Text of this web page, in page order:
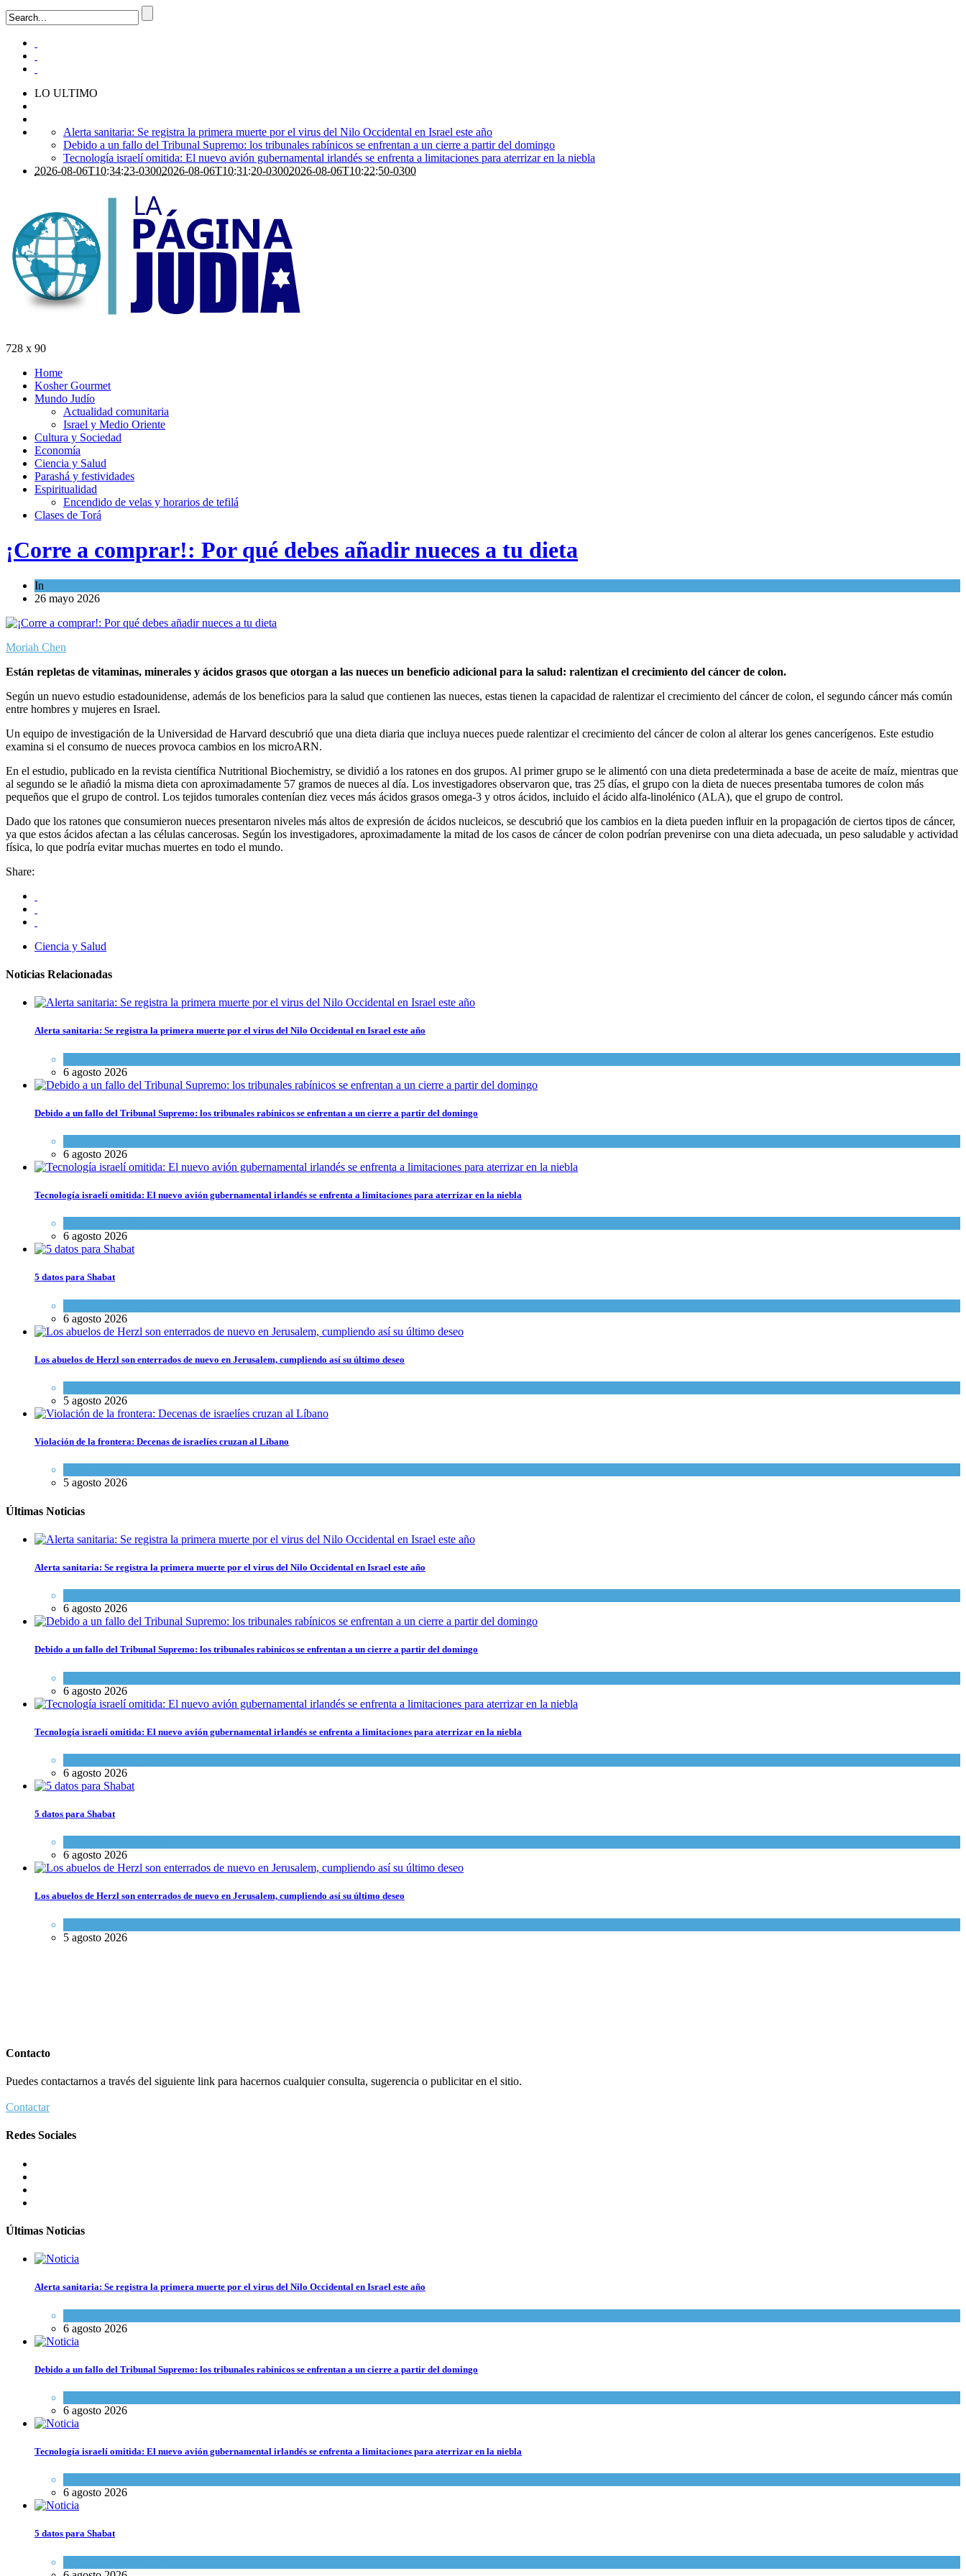
LO ULTIMO
Alerta sanitaria: Se registra la primera muerte por el virus del Nilo Occidental en Israel este año
Debido a un fallo del Tribunal Supremo: los tribunales rabínicos se enfrentan a un cierre a partir del domingo
Tecnología israelí omitida: El nuevo avión gubernamental irlandés se enfrenta a limitaciones para aterrizar en la niebla
2026-08-06T10:34:23-03002026-08-06T10:31:20-03002026-08-06T10:22:50-0300
728 x 90
Home
Kosher Gourmet
Mundo Judío
Actualidad comunitaria
Israel y Medio Oriente
Cultura y Sociedad
Economía
Ciencia y Salud
Parashá y festividades
Espiritualidad
Encendido de velas y horarios de tefilá
Clases de Torá
¡Corre a comprar!: Por qué debes añadir nueces a tu dieta
In
26 mayo 2026
Moriah Chen
Están repletas de vitaminas, minerales y ácidos grasos que otorgan a las nueces un beneficio adicional para la salud: ralentizan el crecimiento del cáncer de colon.
Según un nuevo estudio estadounidense, además de los beneficios para la salud que contienen las nueces, estas tienen la capacidad de ralentizar el crecimiento del cáncer de colon, el segundo cáncer más común
entre hombres y mujeres en Israel.
Un equipo de investigación de la Universidad de Harvard descubrió que una dieta diaria que incluya nueces puede ralentizar el crecimiento del cáncer de colon al alterar los genes cancerígenos. Este estudio
examina si el consumo de nueces provoca cambios en los microARN.
En el estudio, publicado en la revista científica Nutritional Biochemistry, se dividió a los ratones en dos grupos. Al primer grupo se le alimentó con una dieta predeterminada a base de aceite de maíz, mientras que
al segundo se le añadió la misma dieta con aproximadamente 57 gramos de nueces al día. Los investigadores observaron que, tras 25 días, el grupo con la dieta de nueces presentaba tumores de colon más
pequeños que el grupo de control. Los tejidos tumorales contenían diez veces más ácidos grasos omega-3 y otros ácidos, incluido el ácido alfa-linolénico (ALA), que el grupo de control.
Dado que los ratones que consumieron nueces presentaron niveles más altos de expresión de ácidos nucleicos, se descubrió que los cambios en la dieta pueden influir en la propagación de ciertos tipos de cáncer,
ya que estos ácidos afectan a las células cancerosas. Según los investigadores, aproximadamente la mitad de los casos de cáncer de colon podrían prevenirse con una dieta adecuada, un peso saludable y actividad
física, lo que podría evitar muchas muertes en todo el mundo.
Share:
Ciencia y Salud
Noticias Relacionadas
Alerta sanitaria: Se registra la primera muerte por el virus del Nilo Occidental en Israel este año
6 agosto 2026
Debido a un fallo del Tribunal Supremo: los tribunales rabínicos se enfrentan a un cierre a partir del domingo
6 agosto 2026
Tecnología israelí omitida: El nuevo avión gubernamental irlandés se enfrenta a limitaciones para aterrizar en la niebla
6 agosto 2026
5 datos para Shabat
6 agosto 2026
Los abuelos de Herzl son enterrados de nuevo en Jerusalem, cumpliendo así su último deseo
5 agosto 2026
Violación de la frontera: Decenas de israelíes cruzan al Líbano
5 agosto 2026
Últimas Noticias
Alerta sanitaria: Se registra la primera muerte por el virus del Nilo Occidental en Israel este año
6 agosto 2026
Debido a un fallo del Tribunal Supremo: los tribunales rabínicos se enfrentan a un cierre a partir del domingo
6 agosto 2026
Tecnología israelí omitida: El nuevo avión gubernamental irlandés se enfrenta a limitaciones para aterrizar en la niebla
6 agosto 2026
5 datos para Shabat
6 agosto 2026
Los abuelos de Herzl son enterrados de nuevo en Jerusalem, cumpliendo así su último deseo
5 agosto 2026
Contacto
Puedes contactarnos a través del siguiente link para hacernos cualquier consulta, sugerencia o publicitar en el sitio.
Contactar
Redes Sociales
Últimas Noticias
Alerta sanitaria: Se registra la primera muerte por el virus del Nilo Occidental en Israel este año
6 agosto 2026
Debido a un fallo del Tribunal Supremo: los tribunales rabínicos se enfrentan a un cierre a partir del domingo
6 agosto 2026
Tecnología israelí omitida: El nuevo avión gubernamental irlandés se enfrenta a limitaciones para aterrizar en la niebla
6 agosto 2026
5 datos para Shabat